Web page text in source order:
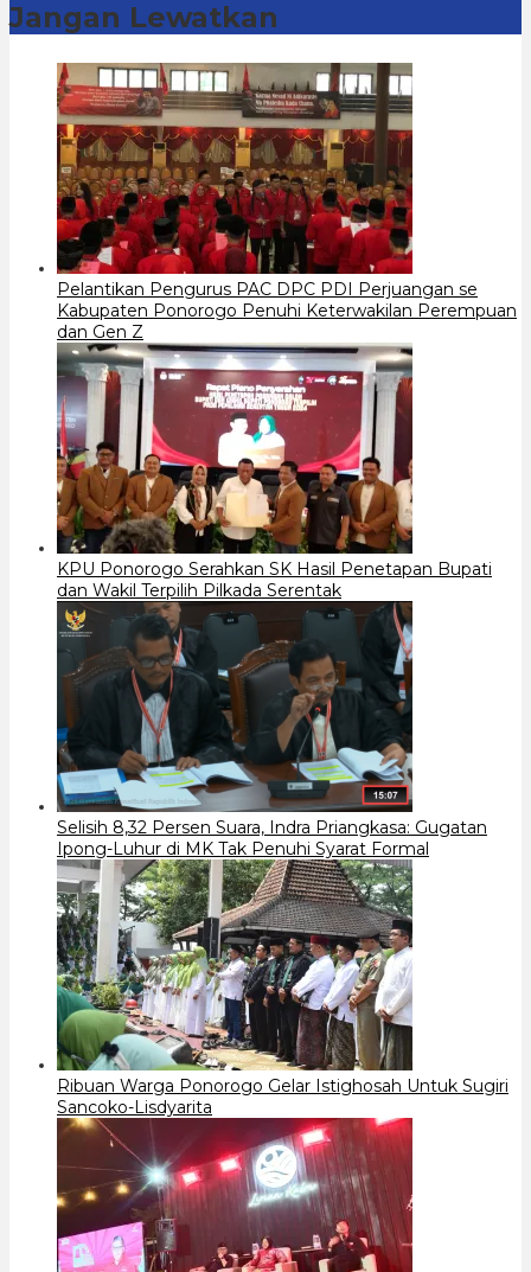
Jangan Lewatkan
Pelantikan Pengurus PAC DPC PDI Perjuangan se
Kabupaten Ponorogo Penuhi Keterwakilan Perempuan
dan Gen Z
KPU Ponorogo Serahkan SK Hasil Penetapan Bupati
dan Wakil Terpilih Pilkada Serentak
Selisih 8,32 Persen Suara, Indra Priangkasa: Gugatan
Ipong-Luhur di MK Tak Penuhi Syarat Formal
Ribuan Warga Ponorogo Gelar Istighosah Untuk Sugiri
Sancoko-Lisdyarita